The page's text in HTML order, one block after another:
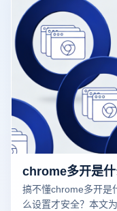
搞不懂chrome多开是
么设置才安全？本文